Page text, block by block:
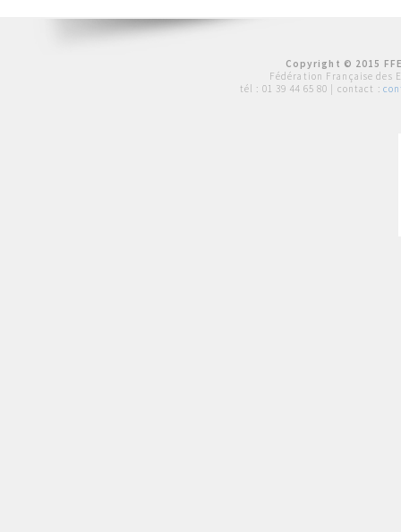
Copyright © 2015
Fédération Française des
tél : 01 39 44 65 80 | contact :